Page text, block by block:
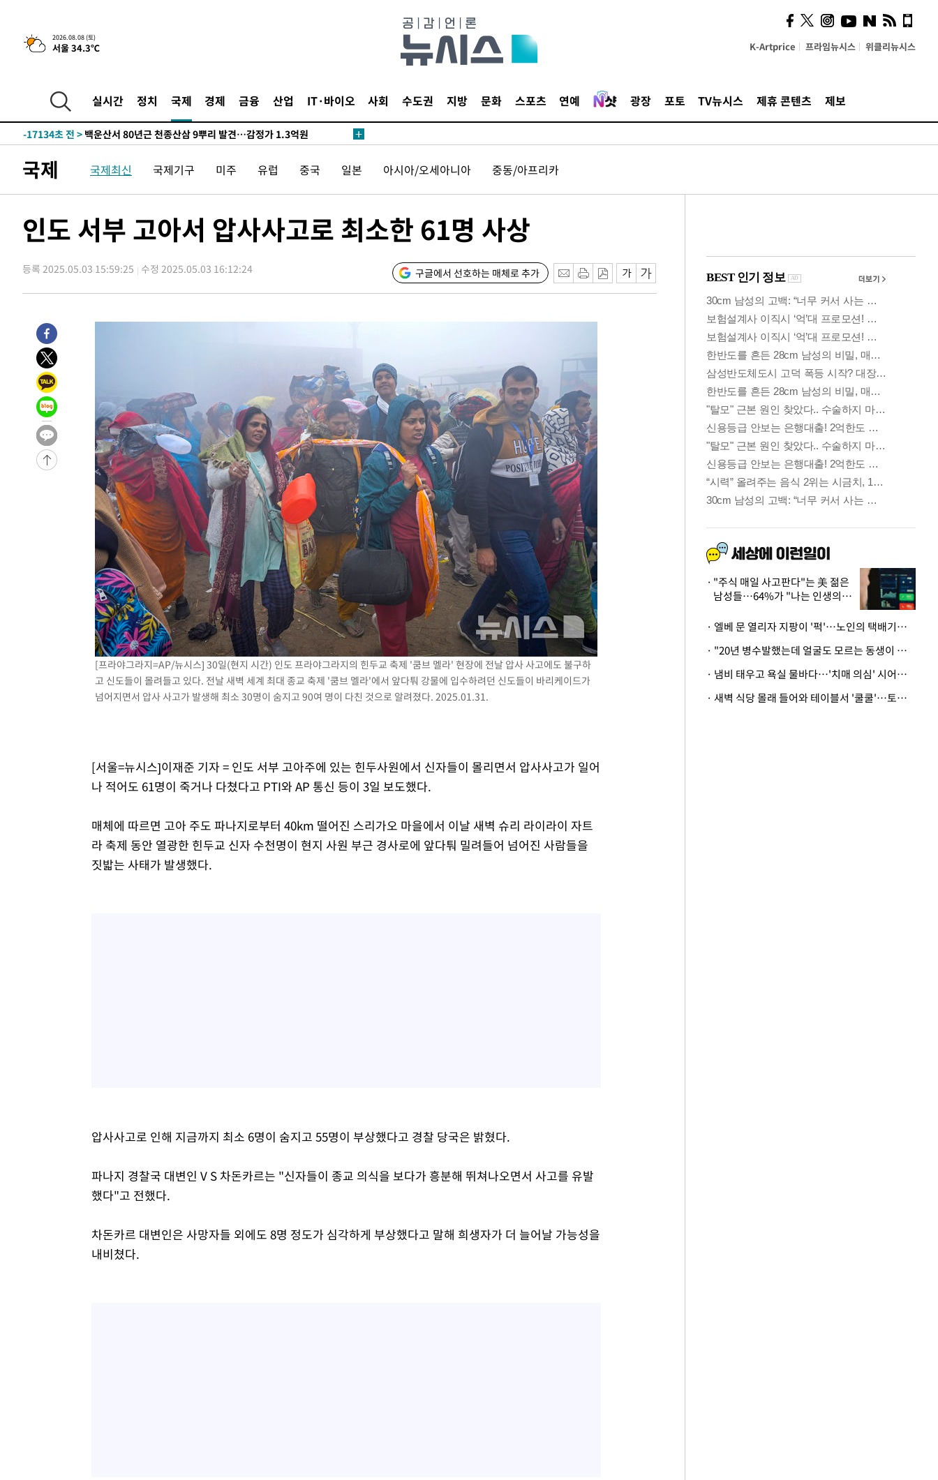
2026.08.08 (토)
서울 34.3℃ K-Artprice 프라임뉴시스 위클리뉴시스
실시간 정치 국제 경제 금융 산업 IT·바이오 사회 수도권 지방 문화 스포츠 연예 광장 포토 TV뉴시스 제휴 콘텐츠 제보
-29061초 전 >낮 최고 35도 '무더위'…동해안 시간당 30㎜ '강한 비'[내일날씨]
-28331초 전 >[속보]이강인 "감독님이 원하는 마음 느꼈고, 많은 트로피 원해 아
-27082초 전 >
온열질환 사망자 3명 늘어…누적 환자 3000명 돌파
-21027초 전 >
-17134초 전 > 백운산서 80년근 천종산삼 9뿌리 발견…감정가 1.3억원
-12378초 전 >
남자 농구, 나고야 아시안게임서 '홈팀' 일본과 한일전
-11754초 전 >여수 오동도 해상서 모터보트 전복…1명 사망·1명 실종
주 날씨]
-4999초 전 > 축구협회 "압수수색·성접대 논란 사과…쇄신의 기회로 삼겠다"
송"
2시간 전 >'최고 37도' 폭염 지속…강원동해안 최대 150㎜ 비
4시간 전 >[속보]뉴욕증시 상승 마감…S&P 0.6% 나스닥 1.3%↑
-28331초 전 >
틀레티코 이적"
-28113초 전 >
-27082초 전 >
-21027초 전 >
강릉에 시간당 81.4㎜ 물폭탄…도로 잠기고 담벼락 붕괴
-17134초 전 >
백운산서 80년근 천종산삼 9뿌리 발견…감정가 1.3억원
-14844초 전 >
선재도서 해루질 나섰다 실종 60대, 닷새 만에 숨진 채 발견
-12378초 전 >
남자 농구, 나고야 아시안게임서 '홈팀' 일본과 한일전
-11754초 전 >
여수 오동도 해상서 모터보트 전복…1명 사망·1명 실종
극한폭염 한풀 꺾이지만…'낮 최고 35도' 무더위, 열대야 계속[다음
축구협회 "압수수색·성접대 논란 사과…쇄신의 기회로 삼겠다"
[속보]'압수수색·성접대 논란' 축구협회 "실망과 걱정 안겨드려 죄
'최고 37도' 폭염 지속…강원동해안 최대 150㎜ 비
[속보]뉴욕증시 상승 마감…S&P 0.6% 나스닥 1.3%↑
국제 국제최신 국제기구 미주 유럽 중국 일본 아시아/오세아니아 중동/아프리카
인도 서부 고아서 압사사고로 최소한 61명 사상
등록 2025.05.03 15:59:25 수정 2025.05.03 16:12:24 구글에서 선호하는 매체로 추가
[프라야그라지=AP/뉴시스] 30일(현지 시간) 인도 프라야그라지의 힌두교 축제 '쿰브 멜라' 현장에 전날 압사 사고에도 불구하
고 신도들이 몰려들고 있다. 전날 새벽 세계 최대 종교 축제 '쿰브 멜라'에서 앞다퉈 강물에 입수하려던 신도들이 바리케이드가
넘어지면서 압사 사고가 발생해 최소 30명이 숨지고 90여 명이 다친 것으로 알려졌다. 2025.01.31.
[서울=뉴시스]이재준 기자 = 인도 서부 고아주에 있는 힌두사원에서 신자들이 몰리면서 압사사고가 일어
나 적어도 61명이 죽거나 다쳤다고 PTI와 AP 통신 등이 3일 보도했다.
매체에 따르면 고아 주도 파나지로부터 40km 떨어진 스리가오 마을에서 이날 새벽 슈리 라이라이 자트
라 축제 동안 열광한 힌두교 신자 수천명이 현지 사원 부근 경사로에 앞다퉈 밀려들어 넘어진 사람들을
짓밟는 사태가 발생했다.
압사사고로 인해 지금까지 최소 6명이 숨지고 55명이 부상했다고 경찰 당국은 밝혔다.
파나지 경찰국 대변인 V S 차돈카르는 "신자들이 종교 의식을 보다가 흥분해 뛰쳐나오면서 사고를 유발
했다"고 전했다.
차돈카르 대변인은 사망자들 외에도 8명 정도가 심각하게 부상했다고 말해 희생자가 더 늘어날 가능성을
내비쳤다.
사이 해답 찾았죠"…알을
깨고 나온 '초자아'
"주식 매일 사고판다"는 美 젊은
남성들…64%가 "나는 인생의
· 엘베 문 열리자 지팡이 '퍽'…노인의 택배기사 폭행 이유
· "20년 병수발했는데 얼굴도 모르는 동생이 유산 절반을"…배다른 형제 상속권 있을까
· 냄비 태우고 욕실 물바다…'치매 의심' 시어머니 검사 권유했다가 '날벼락'
· 새벽 식당 몰래 들어와 테이블서 '쿨쿨'…토사물 남기고 사라진 남성